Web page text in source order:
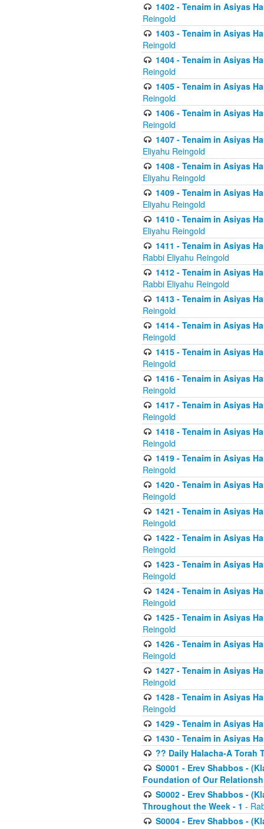
1402 - Tenaim in Asiyas
Reingold
1403 - Tenaim in Asiyas
Reingold
1404 - Tenaim in Asiyas
Reingold
1405 - Tenaim in Asiyas
Reingold
1406 - Tenaim in Asiyas
Reingold
1407 - Tenaim in Asiyas
Eliyahu Reingold
1408 - Tenaim in Asiyas
Eliyahu Reingold
1409 - Tenaim in Asiyas
Eliyahu Reingold
1410 - Tenaim in Asiyas
Eliyahu Reingold
1411 - Tenaim in Asiyas
Rabbi Eliyahu Reingold
1412 - Tenaim in Asiyas
Rabbi Eliyahu Reingold
1413 - Tenaim in Asiyas
Reingold
1414 - Tenaim in Asiyas
Reingold
1415 - Tenaim in Asiyas
Reingold
1416 - Tenaim in Asiyas
Reingold
1417 - Tenaim in Asiyas
Reingold
1418 - Tenaim in Asiyas
Reingold
1419 - Tenaim in Asiyas
Reingold
1420 - Tenaim in Asiyas
Reingold
1421 - Tenaim in Asiyas
Reingold
1422 - Tenaim in Asiyas
Reingold
1423 - Tenaim in Asiyas
Reingold
1424 - Tenaim in Asiyas
Reingold
1425 - Tenaim in Asiyas
Reingold
1426 - Tenaim in Asiyas
Reingold
1427 - Tenaim in Asiyas
Reingold
1428 - Tenaim in Asiyas
Reingold
1429 - Tenaim in Asiyas
1430 - Tenaim in Asiyas
?? Daily Halacha-A Torah
S0001 - Erev Shabbos -
Foundation of Our
S0002 - Erev Shabbos -
Throughout the Week - 1 -
S0004 - Erev Shabbos -